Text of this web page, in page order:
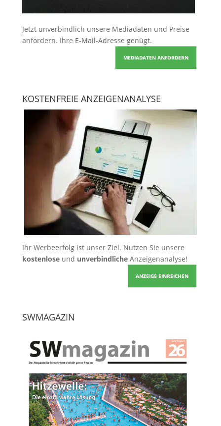
Jetzt unverbindlich unsere Mediadaten und Preise
anfordern. Ihre E-Mail-Adresse genügt.
MEDIADATEN ANFORDERN
KOSTENFREIE ANZEIGENANALYSE
Ihr Werbeerfolg ist unser Ziel. Nutzen Sie unsere
kostenloseund unverbindlicheAnzeigenanalyse!
ANZEIGE EINREICHEN
SWMAGAZIN